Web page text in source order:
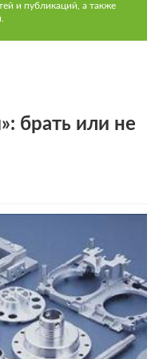
и публикаций, а также
брать или не